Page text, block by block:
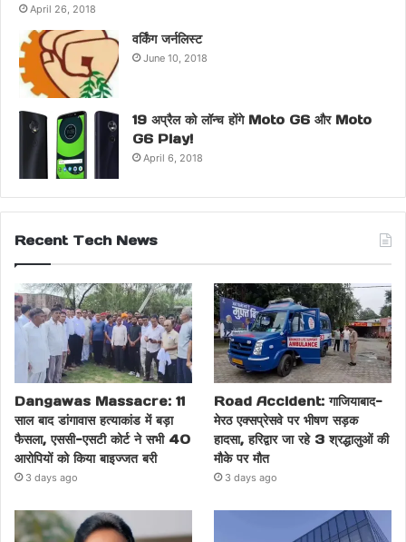
April 26, 2018
वर्किंग जर्नलिस्ट
June 10, 2018
19 अप्रैल को लॉन्च होंगे Moto G6 और Moto
G6 Play!
April 6, 2018
Recent Tech News
Dangawas Massacre: 11
साल बाद डांगावास हत्याकांड में बड़ा
फैसला, एससी-एसटी कोर्ट ने सभी 40
आरोपियों को किया बाइज्जत बरी
3 days ago
Road Accident: गाजियाबाद-
मेरठ एक्सप्रेसवे पर भीषण सड़क
हादसा, हरिद्वार जा रहे 3 श्रद्धालुओं की
मौके पर मौत
3 days ago